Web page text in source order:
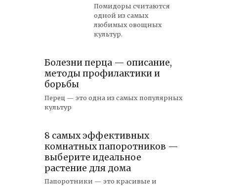
Помидоры считаются
одной из самых
любимых овощных
культур.
Болезни перца — описание,
методы профилактики и
борьбы
Перец — это одна из самых популярных
культур
8 самых эффективных
комнатных папоротников —
выберите идеальное
растение для дома
Папоротники — это красивые и